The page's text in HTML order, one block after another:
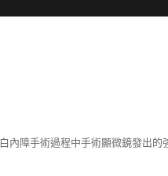
障手術過程中手術顯微鏡發出的